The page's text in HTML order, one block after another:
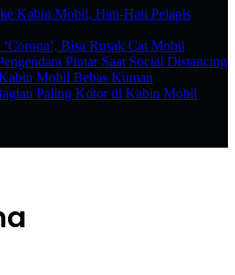
Kabin Mobil, Hati-Hati Pelapis
Bisa Rusak Cat Mobil
Pintar Saat Social Distancing
Mobil Bebas Kuman
Paling Kotor di Kabin Mobil